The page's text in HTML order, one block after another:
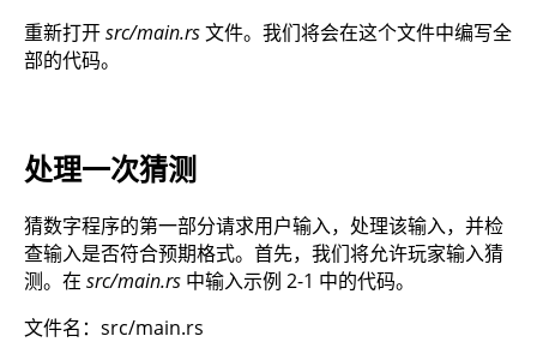
重新打开src/main.rs文件。我们将会在这个文件中编写全
部的代码。
处理一次猜测
猜数字程序的第一部分请求用户输入，处理该输入，并检
查输入是否符合预期格式。首先，我们将允许玩家输入猜
测。在 src/main.rs 中输入示例 2-1 中的代码。
文件名：src/main.rs